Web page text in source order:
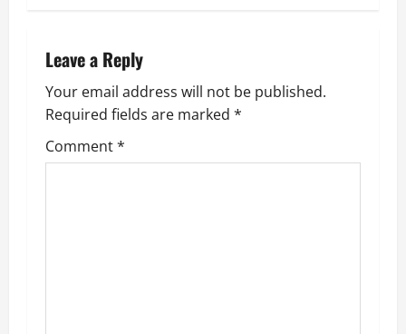
a
v
i
g
Leave a Reply
Your email address will not be published.
Required fields are marked *
Comment*